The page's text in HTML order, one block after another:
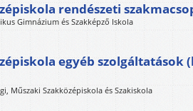
rendészeti
Gimnázium és Szakképző Iskola
egyéb szolgáltatások
Műszaki Szakközépiskola és Szakiskola